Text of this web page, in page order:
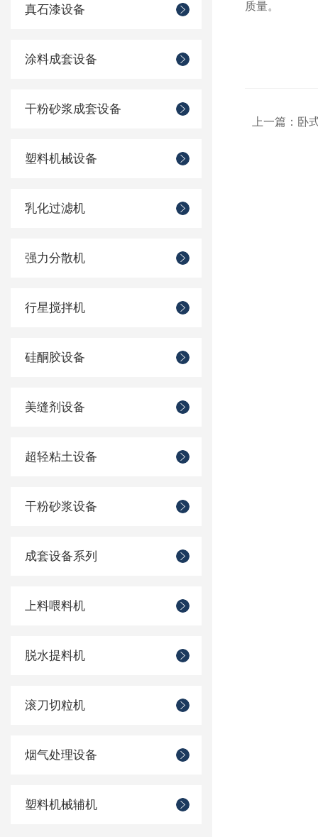
真石漆设备
涂料成套设备
干粉砂浆成套设备
塑料机械设备
乳化过滤机
强力分散机
行星搅拌机
硅酮胶设备
美缝剂设备
超轻粘土设备
干粉砂浆设备
成套设备系列
上料喂料机
脱水提料机
滚刀切粒机
烟气处理设备
塑料机械辅机
质量。
上一篇： 卧